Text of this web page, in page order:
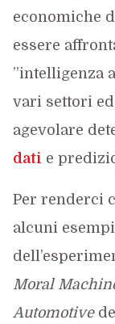
economiche
essere
”intelligenza
vari settori
agevolare
dati e
Per renderci
alcuni
Moral
Automotive